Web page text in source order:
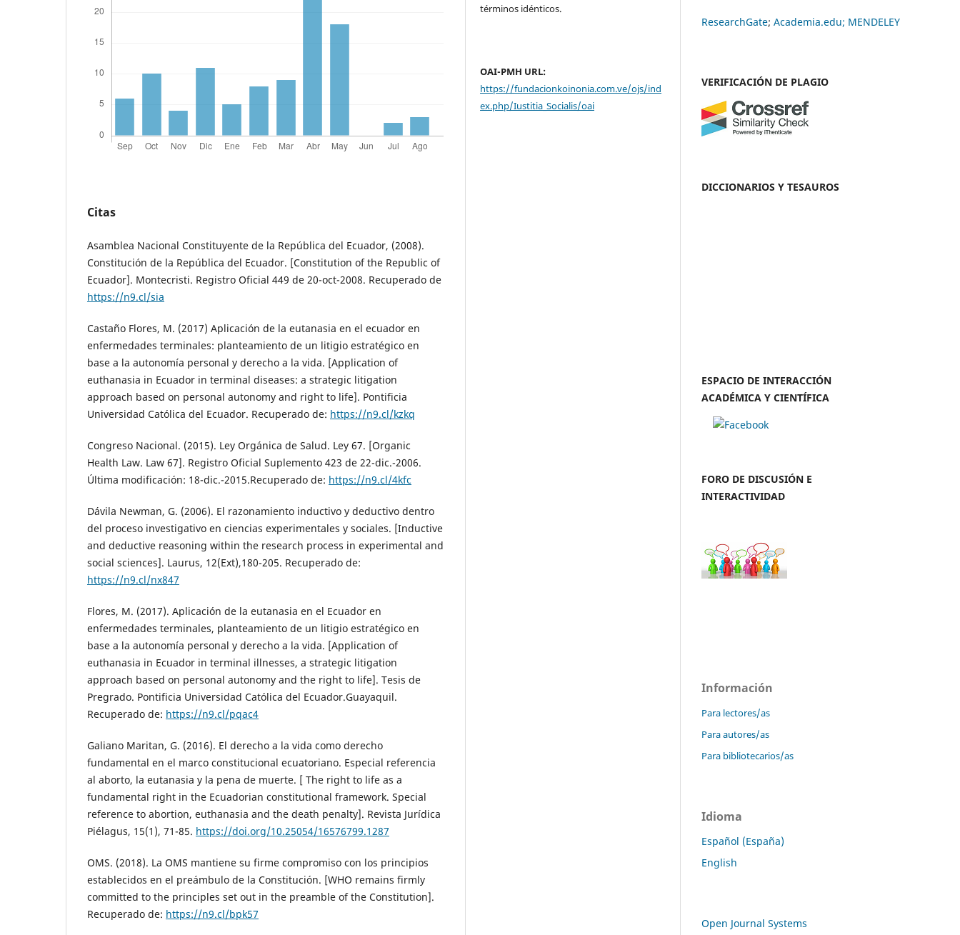
Citas
Asamblea Nacional Constituyente de la República del Ecuador, (2008).
Constitución de la República del Ecuador. [Constitution of the Republic of
Ecuador]. Montecristi. Registro Oficial 449 de 20-oct-2008. Recuperado de
https://n9.cl/sia
Castaño Flores, M. (2017) Aplicación de la eutanasia en el ecuador en
enfermedades terminales: planteamiento de un litigio estratégico en
base a la autonomía personal y derecho a la vida. [Application of
euthanasia in Ecuador in terminal diseases: a strategic litigation
approach based on personal autonomy and right to life]. Pontificia
Universidad Católica del Ecuador. Recuperado de: https://n9.cl/kzkq
Congreso Nacional. (2015). Ley Orgánica de Salud. Ley 67. [Organic
Health Law. Law 67]. Registro Oficial Suplemento 423 de 22-dic.-2006.
Última modificación: 18-dic.-2015.Recuperado de: https://n9.cl/4kfc
Dávila Newman, G. (2006). El razonamiento inductivo y deductivo dentro
del proceso investigativo en ciencias experimentales y sociales. [Inductive
and deductive reasoning within the research process in experimental and
social sciences]. Laurus, 12(Ext),180-205. Recuperado de:
https://n9.cl/nx847
Flores, M. (2017). Aplicación de la eutanasia en el Ecuador en
enfermedades terminales, planteamiento de un litigio estratégico en
base a la autonomía personal y derecho a la vida. [Application of
euthanasia in Ecuador in terminal illnesses, a strategic litigation
approach based on personal autonomy and the right to life]. Tesis de
Pregrado. Pontificia Universidad Católica del Ecuador.Guayaquil.
Recuperado de: https://n9.cl/pqac4
Galiano Maritan, G. (2016). El derecho a la vida como derecho
fundamental en el marco constitucional ecuatoriano. Especial referencia
al aborto, la eutanasia y la pena de muerte. [ The right to life as a
fundamental right in the Ecuadorian constitutional framework. Special
reference to abortion, euthanasia and the death penalty]. Revista Jurídica
Piélagus, 15(1), 71-85. https://doi.org/10.25054/16576799.1287
OMS. (2018). La OMS mantiene su firme compromiso con los principios
establecidos en el preámbulo de la Constitución. [WHO remains firmly
committed to the principles set out in the preamble of the Constitution].
Recuperado de: https://n9.cl/bpk57
términos idénticos.
OAI-PMH URL:
https://fundacionkoinonia.com.ve/ojs/ind
ex.php/Iustitia_Socialis/oai
ResearchGate; Academia.edu; MENDELEY
VERIFICACIÓN DE PLAGIO
DICCIONARIOS Y TESAUROS
ESPACIO DE INTERACCIÓN
ACADÉMICA Y CIENTÍFICA
FORO DE DISCUSIÓN E
INTERACTIVIDAD
Información
Para lectores/as
Para autores/as
Para bibliotecarios/as
Idioma
Español (España)
English
Open Journal Systems